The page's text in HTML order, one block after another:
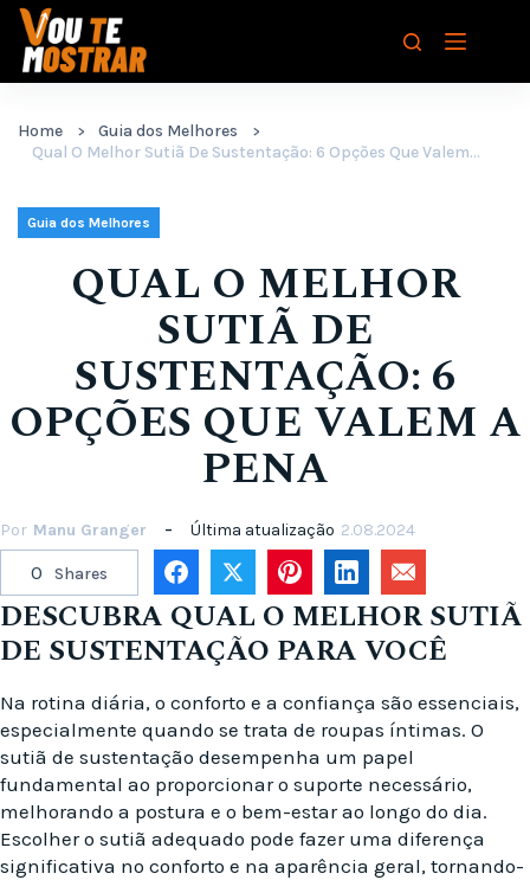
Pular
para
Home
Guia dos Melhores
Qual O Melhor Sutiã De Sustentação: 6 Opções Que Valem A Pena
Guia dos Melhores
QUAL O MELHOR
SUTIÃ DE
SUSTENTAÇÃO: 6
OPÇÕES QUE VALEM A
PENA
Por Manu Granger Última atualização 2.08.2024
0 Shares
DESCUBRA QUAL O MELHOR SUTIÃ
DE SUSTENTAÇÃO PARA VOCÊ
Na rotina diária, o conforto e a confiança são essenciais,
especialmente quando se trata de roupas íntimas. O
sutiã de sustentação desempenha um papel
fundamental ao proporcionar o suporte necessário,
melhorando a postura e o bem-estar ao longo do dia.
Escolher o sutiã adequado pode fazer uma diferença
significativa no conforto e na aparência geral, tornando-